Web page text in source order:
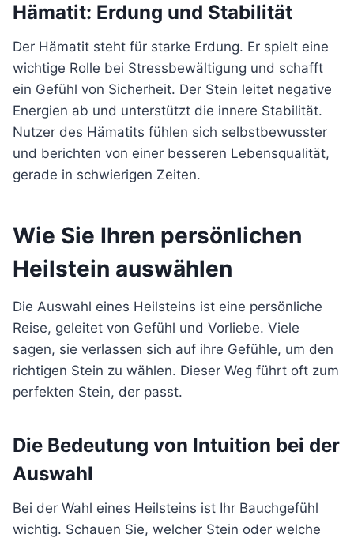
Hämatit: Erdung und Stabilität
Der Hämatit steht für starke Erdung. Er spielt eine
wichtige Rolle bei Stressbewältigung und schafft
ein Gefühl von Sicherheit. Der Stein leitet negative
Energien ab und unterstützt die innere Stabilität.
Nutzer des Hämatits fühlen sich selbstbewusster
und berichten von einer besseren Lebensqualität,
gerade in schwierigen Zeiten.
Wie Sie Ihren persönlichen
Heilstein auswählen
Die Auswahl eines Heilsteins ist eine persönliche
Reise, geleitet von Gefühl und Vorliebe. Viele
sagen, sie verlassen sich auf ihre Gefühle, um den
richtigen Stein zu wählen. Dieser Weg führt oft zum
perfekten Stein, der passt.
Die Bedeutung von Intuition bei der
Auswahl
Bei der Wahl eines Heilsteins ist Ihr Bauchgefühl
wichtig. Schauen Sie, welcher Stein oder welche